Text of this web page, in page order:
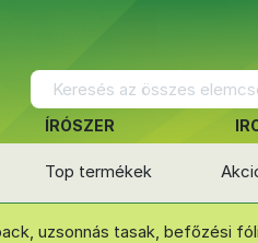
ÍRÓSZER
Top termékek
uzsonnás tasak, befőzési